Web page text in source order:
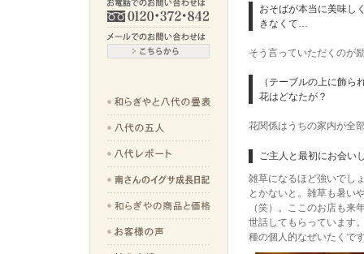
おそばが本当に美味し
きなくて…
そう言っていただくのが
（テーブルの上に飾ら
花はどなたが？
花関係はうちの家内が全
ご主人と最初にお会い
雑草になるほど強いでし
とかないと。雑草も暑い
（笑）。ここのお店も来
世話してもらっています
種の個人的なぜいたくで